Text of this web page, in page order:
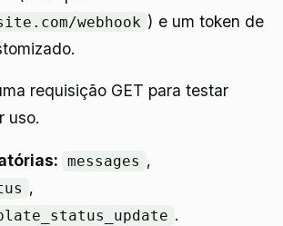
webhook ) e um token de
requisição GET para testar
uso.
messages ,
,
.